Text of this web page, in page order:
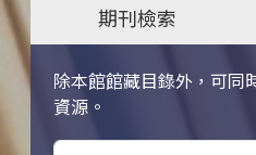
期刊檢索
除本館館藏目錄外，可同
資源。
關鍵字搜尋